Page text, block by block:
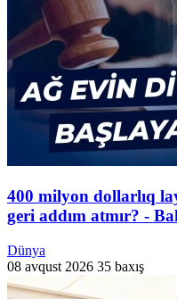
400 milyon dollarlıq
geri addım atmır? -
Dünya
08 avqust 2026 35 baxış